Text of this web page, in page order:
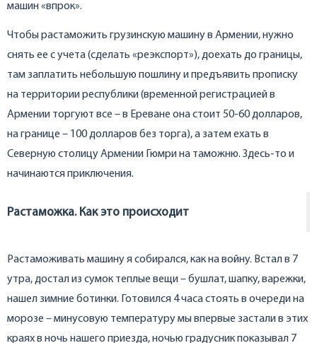
машин «впрок».
Чтобы растаможить грузинскую машину в Армении, нужно
снять ее с учета (сделать «реэкспорт»), доехать до границы,
там заплатить небольшую пошлину и предъявить прописку
на территории республики (временной регистрацией в
Армении торгуют все – в Ереване она стоит 50-60 долларов,
на границе – 100 долларов без торга), а затем ехать в
Северную столицу Армении Гюмри на таможню. Здесь-то и
начинаются приключения.
Растаможка. Как это происходит
Растаможивать машину я собирался, как на войну. Встал в 7
утра, достал из сумок теплые вещи – бушлат, шапку, варежки,
нашел зимние ботинки. Готовился 4 часа стоять в очереди на
морозе – минусовую температуру мы впервые застали в этих
краях в ночь нашего приезда, ночью градусник показывал 7